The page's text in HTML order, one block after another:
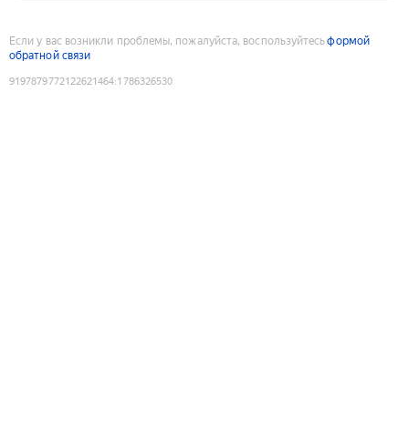
Если у вас возникли проблемы, пожалуйста, воспользуйтесьформой
обратной связи
9197879772122621464:1786326530